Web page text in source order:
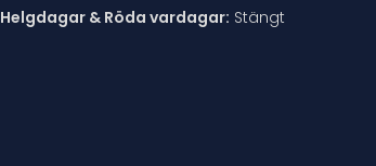
Helgdagar & Röda vardagar: Stängt